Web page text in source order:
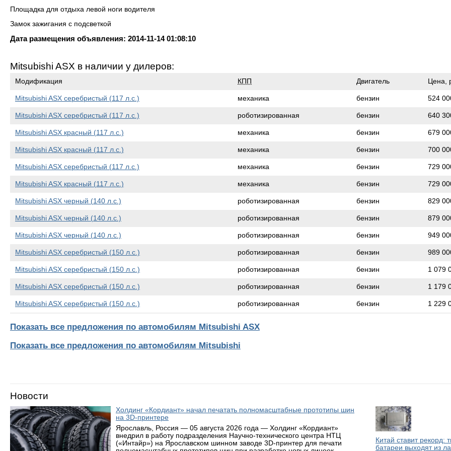
Площадка для отдыха левой ноги водителя
Замок зажигания с подсветкой
Дата размещения объявления: 2014-11-14 01:08:10
Mitsubishi ASX в наличии у дилеров:
Модификация КПП Двигатель Цена,
Mitsubishi ASX серебристый (117 л.с.) механика бензин 524
Mitsubishi ASX серебристый (117 л.с.) роботизированная бензин 640
Mitsubishi ASX красный (117 л.с.) механика бензин 679
Mitsubishi ASX красный (117 л.с.) механика бензин 700
Mitsubishi ASX серебристый (117 л.с.) механика бензин 729
Mitsubishi ASX красный (117 л.с.) механика бензин 729
Mitsubishi ASX черный (140 л.с.) роботизированная бензин 829
Mitsubishi ASX черный (140 л.с.) роботизированная бензин 879
Mitsubishi ASX черный (140 л.с.) роботизированная бензин 949
Mitsubishi ASX серебристый (150 л.с.) роботизированная бензин 989
Mitsubishi ASX серебристый (150 л.с.) роботизированная бензин 1 079
Mitsubishi ASX серебристый (150 л.с.) роботизированная бензин 1 179
Mitsubishi ASX серебристый (150 л.с.) роботизированная бензин 1 229
Показать все предложения по автомобилям Mitsubishi ASX
Показать все предложения по автомобилям Mitsubishi
Новости
Холдинг «Кордиант» начал печатать полномасштабные прототипы шин
на 3D-принтере
Ярославль, Россия — 05 августа 2026 года — Холдинг «Кордиант»
внедрил в работу подразделения Научно-технического центра НТЦ
(«Интайр») на Ярославском шинном заводе 3D-принтер для печати
Китай ставит рекорд:
батареи выходят из